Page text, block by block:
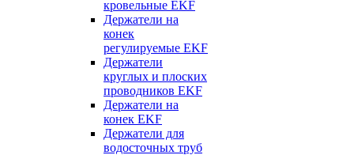
кровельные EKF
Держатели на
конек
регулируемые EKF
Держатели
круглых и плоских
проводников EKF
Держатели на
конек EKF
Держатели для
водосточных труб